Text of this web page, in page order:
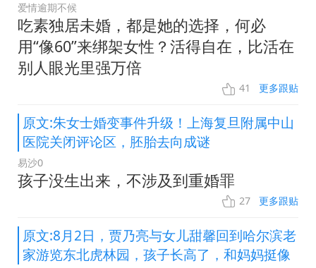
爱情逾期不候
吃素独居未婚，都是她的选择，何必
用“像60”来绑架女性？活得自在，比活在
别人眼光里强万倍
41 更多跟贴
原文:朱女士婚变事件升级！上海复旦附属中山
医院关闭评论区，胚胎去向成谜
易沙0
孩子没生出来，不涉及到重婚罪
27 更多跟贴
原文:8月2日，贾乃亮与女儿甜馨回到哈尔滨老
家游览东北虎林园，孩子长高了，和妈妈挺像